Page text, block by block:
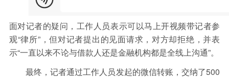
面对记者的疑问，工作人员表示可以马上开视频带记者参
观“律所”，但对记者提出的见面请求，对方却拒绝，并表
示“一直以来不论与借款人还是金融机构都是全线上沟通”。
最终，记者通过工作人员发起的微信转账，交纳了500